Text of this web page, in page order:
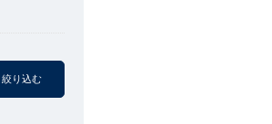
絞り込む